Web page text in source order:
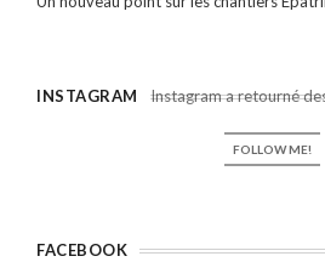
INSTAGRAM Instagram a retourné
FOLLOW ME!
FACEBOOK